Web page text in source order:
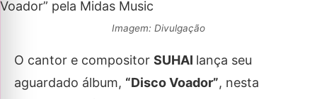
Imagem: Divulgação
O cantor e compositor SUHAI lança seu
aguardado álbum, “Disco Voador”, nesta